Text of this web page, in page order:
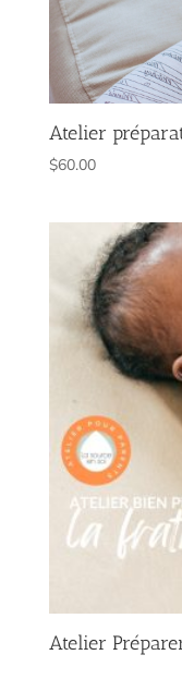
Atelier
$60.00
Atelier